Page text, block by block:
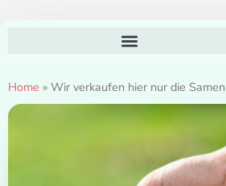
Home » Wir verkaufen hier nur die Samen